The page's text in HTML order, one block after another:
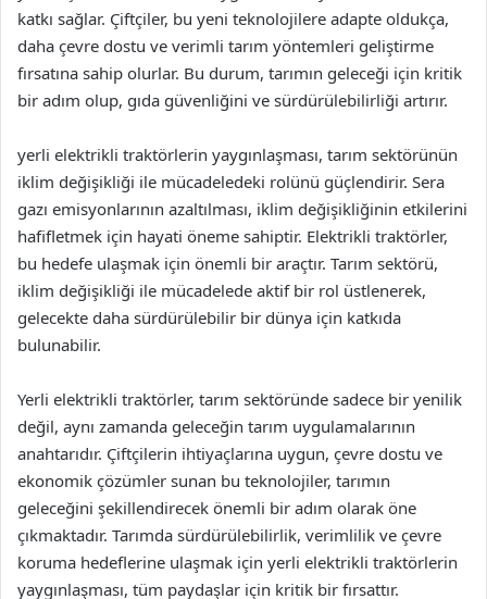
katkı sağlar. Çiftçiler, bu yeni teknolojilere adapte oldukça,
daha çevre dostu ve verimli tarım yöntemleri geliştirme
fırsatına sahip olurlar. Bu durum, tarımın geleceği için kritik
bir adım olup, gıda güvenliğini ve sürdürülebilirliği artırır.
yerli elektrikli traktörlerin yaygınlaşması, tarım sektörünün
iklim değişikliği ile mücadeledeki rolünü güçlendirir. Sera
gazı emisyonlarının azaltılması, iklim değişikliğinin etkilerini
hafifletmek için hayati öneme sahiptir. Elektrikli traktörler,
bu hedefe ulaşmak için önemli bir araçtır. Tarım sektörü,
iklim değişikliği ile mücadelede aktif bir rol üstlenerek,
gelecekte daha sürdürülebilir bir dünya için katkıda
bulunabilir.
Yerli elektrikli traktörler, tarım sektöründe sadece bir yenilik
değil, aynı zamanda geleceğin tarım uygulamalarının
anahtarıdır. Çiftçilerin ihtiyaçlarına uygun, çevre dostu ve
ekonomik çözümler sunan bu teknolojiler, tarımın
geleceğini şekillendirecek önemli bir adım olarak öne
çıkmaktadır. Tarımda sürdürülebilirlik, verimlilik ve çevre
koruma hedeflerine ulaşmak için yerli elektrikli traktörlerin
yaygınlaşması, tüm paydaşlar için kritik bir fırsattır.